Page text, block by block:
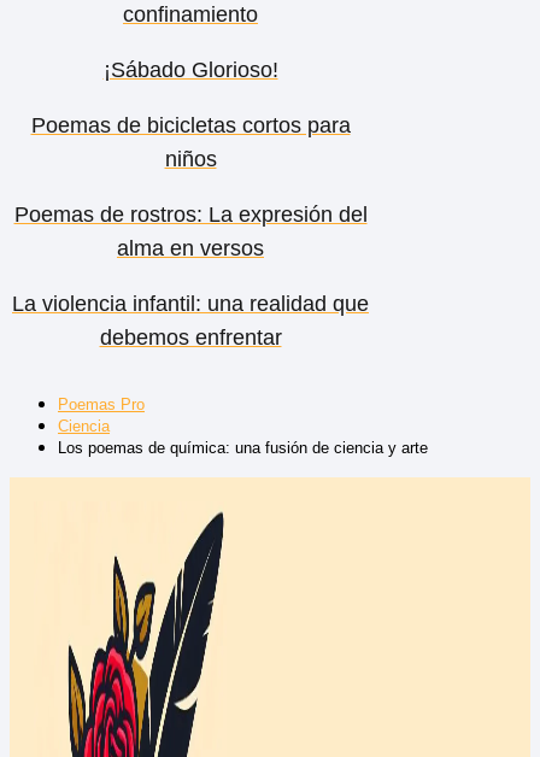
confinamiento
¡Sábado Glorioso!
Poemas de bicicletas cortos para
niños
Poemas de rostros: La expresión del
alma en versos
La violencia infantil: una realidad que
debemos enfrentar
Poemas Pro
Ciencia
Los poemas de química: una fusión de ciencia y arte